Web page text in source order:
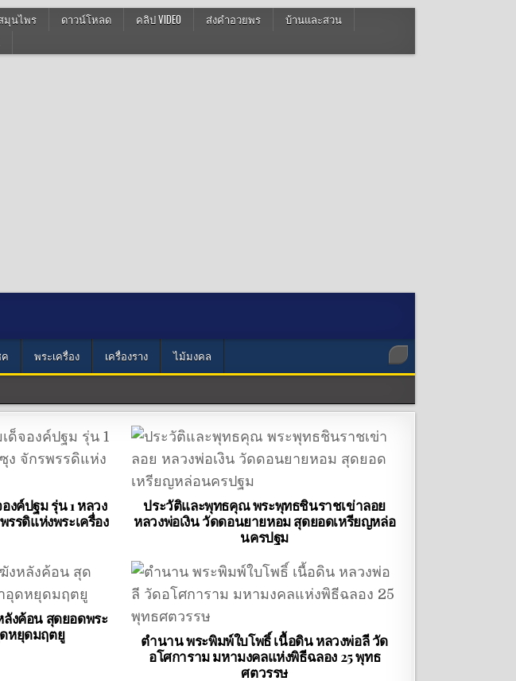
มุนไพร ดาวน์โหลด คลิป VIDEO ส่งคำอวยพร
บ้านและสวน
พระเครื่อง เครื่องราง ไม้มงคล
ค์ปฐม รุ่น 1 หลวง
รดิแห่งพระเครื่อง
ประวัติและพุทธคุณ พระพุทธชินราชเข่าลอย
หลวงพ่อเงิน วัดดอนยายหอม สุดยอดเหรียญหล่อ
นครปฐม
งค้อน สุดยอดพระ
หยุดมฤตยู
ตำนาน พระพิมพ์ใบโพธิ์ เนื้อดิน หลวงพ่อลี วัด
อโศการาม มหามงคลแห่งพิธีฉลอง 25 พุทธ
ศตวรรษ